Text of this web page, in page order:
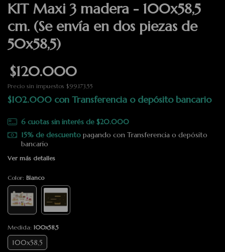
KIT Maxi 3 madera - 100x58,5
cm. (Se envía en dos piezas de
50x58,5)
$120.000
Precio sin impuestos $99.173,55
$102.000 con Transferencia o depósito bancario
6 cuotas sin interés de $20.000
15% de descuentopagando con Transferencia o depósito
bancario
Ver más detalles
Color: Blanco
Medida: 100x58,5
100x58,5